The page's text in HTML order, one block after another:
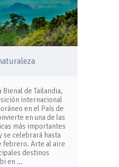
Bienal de Tailandia,
internacional
en el País de
en una de las
más importantes
se celebrará hasta
febrero. Arte al aire
destinos
en …